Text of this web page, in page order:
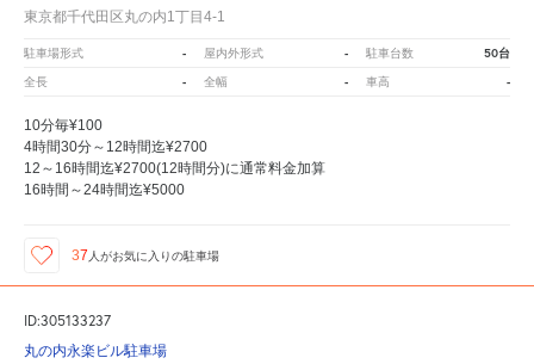
東京都千代田区丸の内1丁目4-1
駐車場形式 - 屋内外形式 - 駐車台数 50台
全長 - 全幅 - 車高 -
10分毎¥100
4時間30分～12時間迄¥2700
12～16時間迄¥2700(12時間分)に通常料金加算
16時間～24時間迄¥5000
37 人がお気に入りの駐車場
ID:305133237
丸の内永楽ビル駐車場